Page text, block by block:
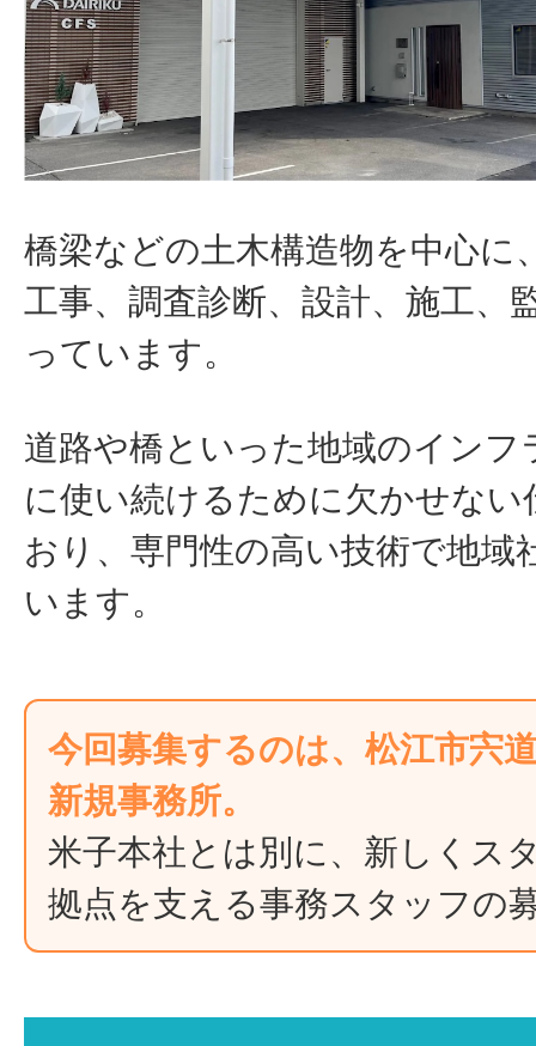
橋梁などの土木構造物を中心に
工事、調査診断、設計、施工、
ってい ます。
道路や橋といった地域のインフ
に使い続けるために欠かせない
おり、専門性の高い技術で地域
います。
今回募集するのは、松江市宍
新規事務所。
米子本社とは別に、新しくス
拠点を支える事務スタッフの